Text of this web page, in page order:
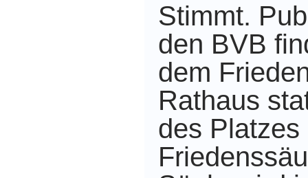
Stimmt.
den BVB
dem
Rathaus
des Platzes